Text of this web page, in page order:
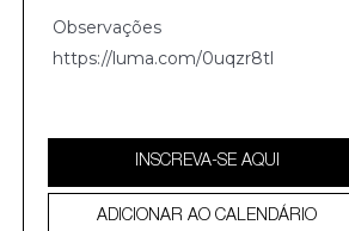
https://luma.com/0uqzr8tl
INSCREVA-SE AQUI
ADICIONAR AO CALENDÁRIO